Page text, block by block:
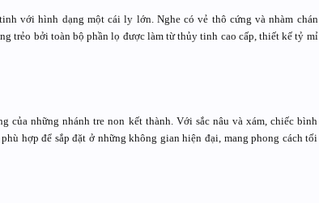
với hình dạng một cái ly lớn. Nghe có vẻ thô cứng và nhàm chán
trẻo bởi toàn bộ phần lọ được làm từ thủy tinh cao cấp, thiết kế tỷ mỉ
của những nhánh tre non kết thành. Với sắc nâu và xám, chiếc bình
hợp để sắp đặt ở những không gian hiện đại, mang phong cách tối